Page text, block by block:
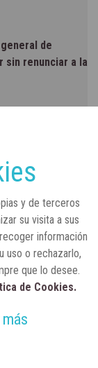
de
sin renunciar a la
Peso" para
Farmacia: un
y de terceros
su visita a sus
información
uso o rechazarlo,
que lo desee.
de Cookies.